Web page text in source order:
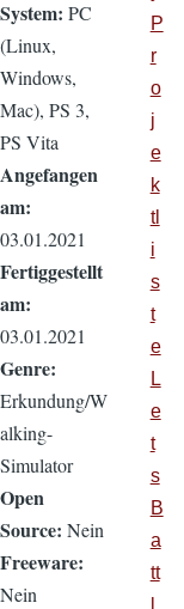
System: PC
(Linux,
Windows,
Mac), PS 3,
PS Vita
Angefangen
am:
03.01.2021
Fertiggestellt
am:
03.01.2021
Genre:
Erkundung/W
alking-
Simulator
Open
Source: Nein
Freeware:
Nein
P
r
o
j
e
k
tl
i
s
t
e
L
e
t
s
B
a
tt